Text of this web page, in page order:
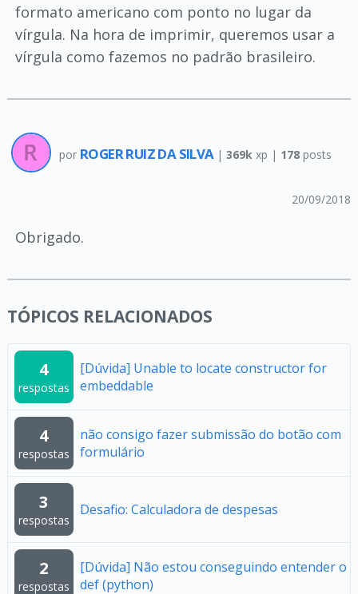
formato americano com ponto no lugar da
vírgula. Na hora de imprimir, queremos usar a
vírgula como fazemos no padrão brasileiro.
por ROGER RUIZ DA SILVA | 369kxp | 178posts
20/09/2018
Obrigado.
TÓPICOS RELACIONADOS
4
respostas
[Dúvida] Unable to locate constructor for
embeddable
4
respostas
não consigo fazer submissão do botão com
formulário
3
respostas
Desafio: Calculadora de despesas
2
respostas
[Dúvida] Não estou conseguindo entender o
def (python)